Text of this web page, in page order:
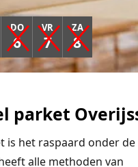
DO
6
VR
7
ZA
8
parket
is het raspaard onder de
alle methoden van